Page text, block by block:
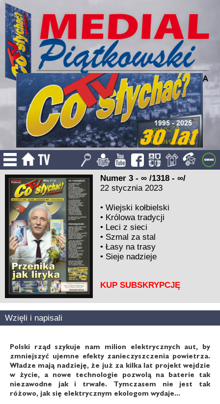
Numer 3 - ∞ /1318 - ∞/
22 stycznia 2023
•Wiejski kołbielski
• Królowa tradycji
• Leci z sieci
• Szmal za stal
•Łasy na trasy
• Sieje nadzieje
KUP SUBSKRYPCJĘ
Wzięli i napisali
Polski rząd szykuje nam milion elektrycznych aut, by
zmniejszyć ujemne efekty zanieczyszczenia powietrza.
Władze mają nadzieję, że już za kilka lat projekt wejdzie
w życie, a nowe technologie pozwolą na baterie tak
niezawodne jak i trwałe. Tymczasem nie jest tak
różowo, jak się elektrycznym ekologom wydaje...